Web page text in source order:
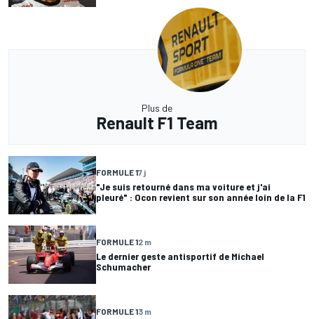
Plus de
Renault F1 Team
FORMULE 17 j
"Je suis retourné dans ma voiture et j'ai
pleuré" : Ocon revient sur son année loin de la F1
FORMULE 12 m
Le dernier geste antisportif de Michael
Schumacher
FORMULE 13 m